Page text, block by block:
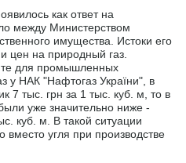
как ответ на
между Министерством
имущества. Истоки его
цен на природный газ.
для промышленных
у НАК "Нафтогаз України", в
7 тыс. грн за 1 тыс. куб. м, то в
уже значительно ниже -
куб. м. В такой ситуации
угля при производстве